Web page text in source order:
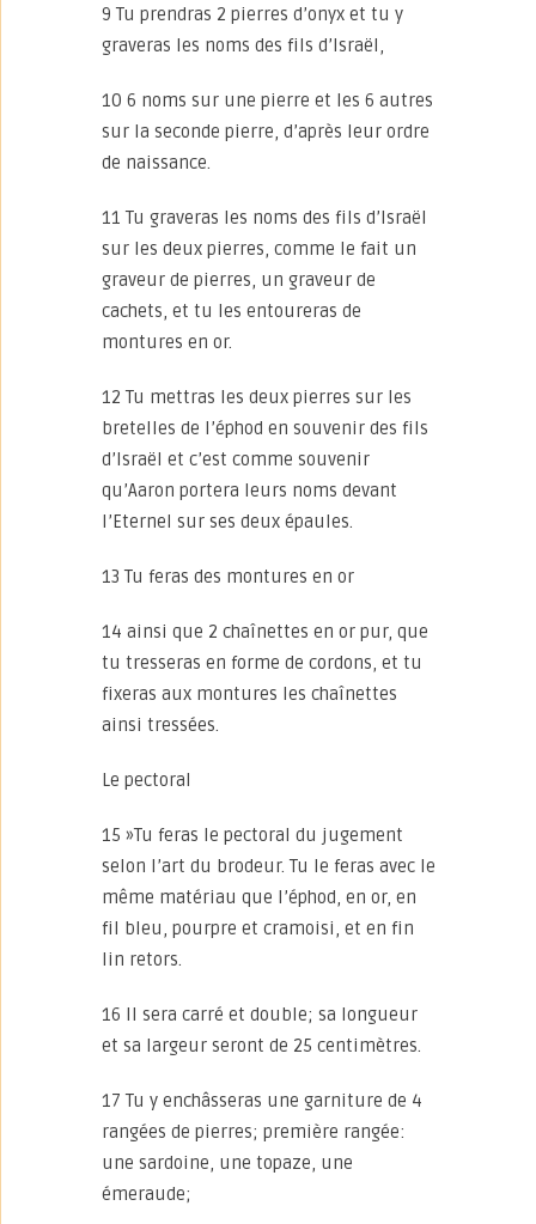
9 Tu prendras 2 pierres d’onyx et tu y
graveras les noms des fils d’Israël,
10 6 noms sur une pierre et les 6 autres
sur la seconde pierre, d’après leur ordre
de naissance.
11 Tu graveras les noms des fils d’Israël
sur les deux pierres, comme le fait un
graveur de pierres, un graveur de
cachets, et tu les entoureras de
montures en or.
12 Tu mettras les deux pierres sur les
bretelles de l’éphod en souvenir des fils
d’Israël et c’est comme souvenir
qu’Aaron portera leurs noms devant
l’Eternel sur ses deux épaules.
13 Tu feras des montures en or
14 ainsi que 2 chaînettes en or pur, que
tu tresseras en forme de cordons, et tu
fixeras aux montures les chaînettes
ainsi tressées.
Le pectoral
15 »Tu feras le pectoral du jugement
selon l’art du brodeur. Tu le feras avec le
même matériau que l’éphod, en or, en
fil bleu, pourpre et cramoisi, et en fin
lin retors.
16 Il sera carré et double; sa longueur
et sa largeur seront de 25 centimètres.
17 Tu y enchâsseras une garniture de 4
rangées de pierres; première rangée:
une sardoine, une topaze, une
émeraude;